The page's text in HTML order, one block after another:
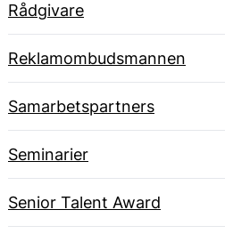
Rådgivare
Reklamombudsmannen
Samarbetspartners
Seminarier
Senior Talent Award